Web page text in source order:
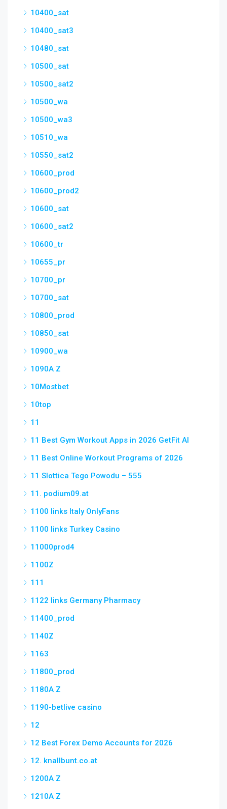
10400_sat
10400_sat3
10480_sat
10500_sat
10500_sat2
10500_wa
10500_wa3
10510_wa
10550_sat2
10600_prod
10600_prod2
10600_sat
10600_sat2
10600_tr
10655_pr
10700_pr
10700_sat
10800_prod
10850_sat
10900_wa
1090A Z
10Mostbet
10top
11
11 Best Gym Workout Apps in 2026 GetFit AI
11 Best Online Workout Programs of 2026
11 Slottica Tego Powodu – 555
11. podium09.at
1100 links Italy OnlyFans
1100 links Turkey Casino
11000prod4
1100Z
111
1122 links Germany Pharmacy
11400_prod
1140Z
1163
11800_prod
1180A Z
1190-betlive casino
12
12 Best Forex Demo Accounts for 2026
12. knallbunt.co.at
1200A Z
1210A Z